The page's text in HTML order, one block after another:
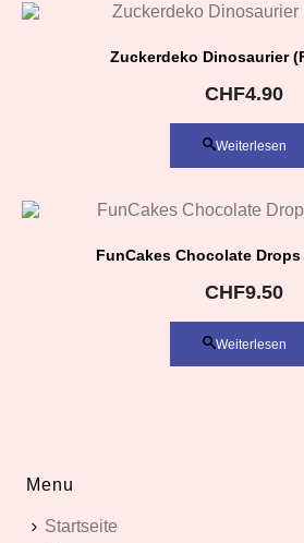
Zuckerdeko Dinosaurier
CHF4.90
Weiterlesen
FunCakes Chocolate
CHF9.50
Weiterlesen
Menu
Startseite